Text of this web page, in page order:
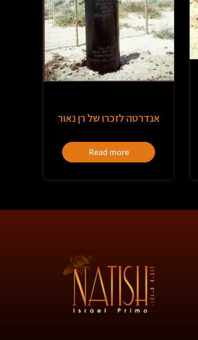
אנדרטה לזכרו של רן נאור
Read more